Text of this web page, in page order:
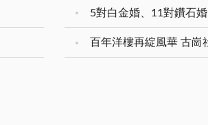
百年洋樓再綻風華 古崗